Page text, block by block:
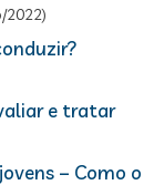
2022)
e tratar
– Como o